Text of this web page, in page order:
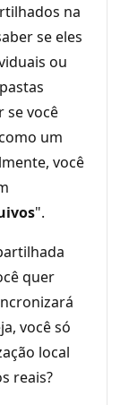
na
se eles
ou
se você
um
você
".
quer
você só
local
reais?